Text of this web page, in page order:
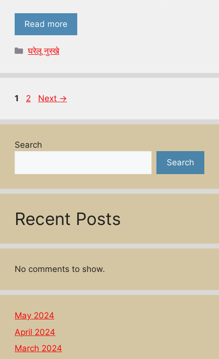
Read more
Categories
घरेलू नुस्खे
Page
1 Page
2 Next →
Search
Search
Recent Posts
No comments to show.
May 2024
April 2024
March 2024